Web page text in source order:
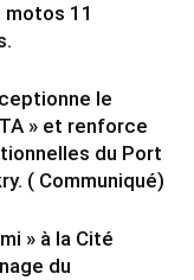
11
le
» et renforce
du Port
( Communiqué)
» à la Cité
du